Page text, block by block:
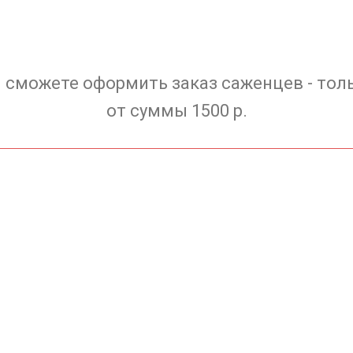
оформить заказ саженцев -
от суммы 1500 р.